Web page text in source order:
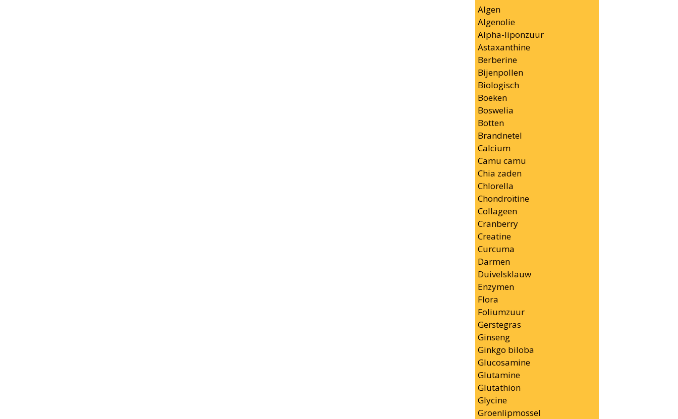
Algen
Algenolie
Alpha-liponzuur
Astaxanthine
Berberine
Bijenpollen
Biologisch
Boeken
Boswelia
Botten
Brandnetel
Calcium
Camu camu
Chia zaden
Chlorella
Chondroïtine
Collageen
Cranberry
Creatine
Curcuma
Darmen
Duivelsklauw
Enzymen
Flora
Foliumzuur
Gerstegras
Ginseng
Ginkgo biloba
Glucosamine
Glutamine
Glutathion
Glycine
Groenlipmossel